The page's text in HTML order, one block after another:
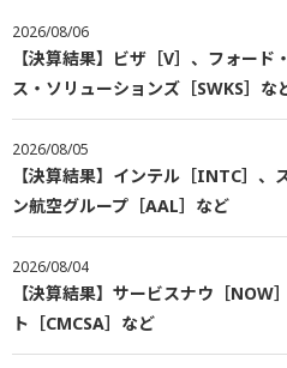
2026/08/06
【決算結果】ビザ［V］、フォー
ス・ソリューションズ［SWKS］な
2026/08/05
【決算結果】インテル［INTC］
ン航空グループ［AAL］など
2026/08/04
【決算結果】サービスナウ［
ト［CMCSA］など